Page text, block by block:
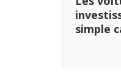
simple